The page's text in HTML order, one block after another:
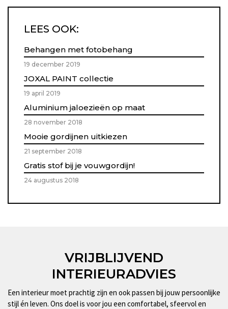
LEES OOK:
Behangen met fotobehang
19 december 2019
JOXAL PAINT collectie
19 april 2019
Aluminium jaloezieën op maat
28 november 2018
Mooie gordijnen uitkiezen
21 september 2018
Gratis stof bij je vouwgordijn!
24 augustus 2018
VRIJBLIJVEND
INTERIEURADVIES
Een interieur moet prachtig zijn en ook passen bij jouw persoonlijke
stijl én leven. Ons doel is voor jou een comfortabel, sfeervol en